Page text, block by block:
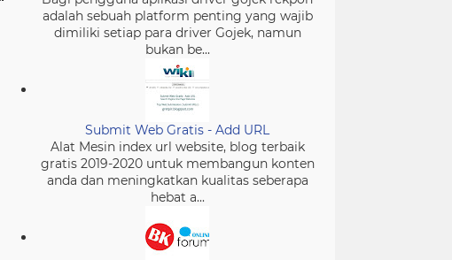
adalah sebuah platform penting yang wajib
dimiliki setiap para driver Gojek, namun
bukan be...
Submit Web Gratis - Add URL
Alat Mesin index url website, blog terbaik
gratis 2019-2020 untuk membangun konten
anda dan meningkatkan kualitas seberapa
hebat a...